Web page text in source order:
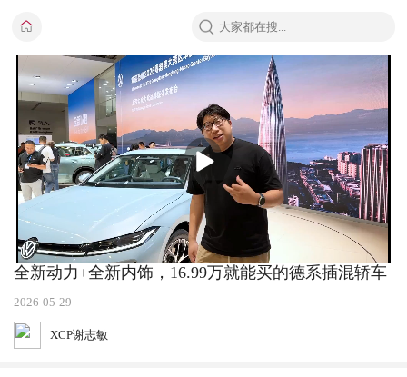
播
放
全新动力+全新内饰，16.99万就能买的德系插混轿车
2026-05-29
XCP谢志敏